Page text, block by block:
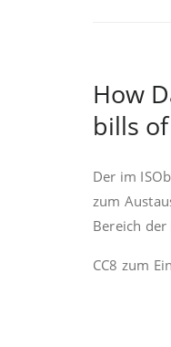
How
bills
Der im
zum
Bereich
CC8 zum